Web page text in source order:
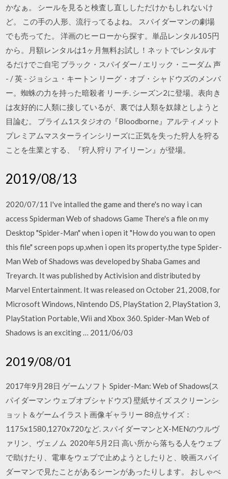
かなぁ。 シールを見ると検査し直ししただけかもしれないけ
ど。 この手の人形、流行ってるよね。 スパイダーマンの劇場
でも売ってた。 洋画のヒーローから探す。単品レンタル105円
から。月額レンタルは1ヶ月無料お試し！ネットでレンタルす
るだけでご自宅 ブラック・スパイダー / エリック・ニーダム 声
- / 英 - ジョシュ・キートン リーグ・オブ・シャドウズのメンバ
ー。蜘蛛の力を持った暗殺者 リーチ. シーズン2に登場。表向き
は友好的に人類に接しているが、裏では人類を奴隷としようと
目論む。 プライム1スタジオの『Bloodborne』アルティメット
プレミアムマスターラインシリーズに正気を失った狩人を狩る
ことを生業とする、『狩人狩り アイリーン』が登場。
2019/08/13
2020/07/11 I've intalled the game and there's no way i can
access Spiderman Web of shadows Game There's a file on my
Desktop "Spider-Man" when i open it "How do you wan to open
this file" screen pops up,when i open its property,the type Spider-
Man Web of Shadows was developed by Shaba Games and
Treyarch. It was published by Activision and distributed by
Marvel Entertainment. It was released on October 21, 2008, for
Microsoft Windows, Nintendo DS, PlayStation 2, PlayStation 3,
PlayStation Portable, Wii and Xbox 360. Spider-Man Web of
Shadows is an exciting … 2011/06/03
2019/08/01
2017年9月28日 ゲームソフト Spider-Man: Web of Shadows(ス
パイダーマン ウェブオブシャドウズ) 壁紙サイズ スクリーンシ
ョット＆ゲームイラスト画像ギャラリー 88点サイズ：
1175x1580,1270x720など. スパイダーマンとX-MENのウルヴ
ァリン、ヴェノム 2020年5月2日 高い所から落ちる人をウェブ
で助けたり、電車をウェブで止めようとしたりと、映画スパイ
ダーマンで見たことがあるシーンがあったりします。 おしゃべ